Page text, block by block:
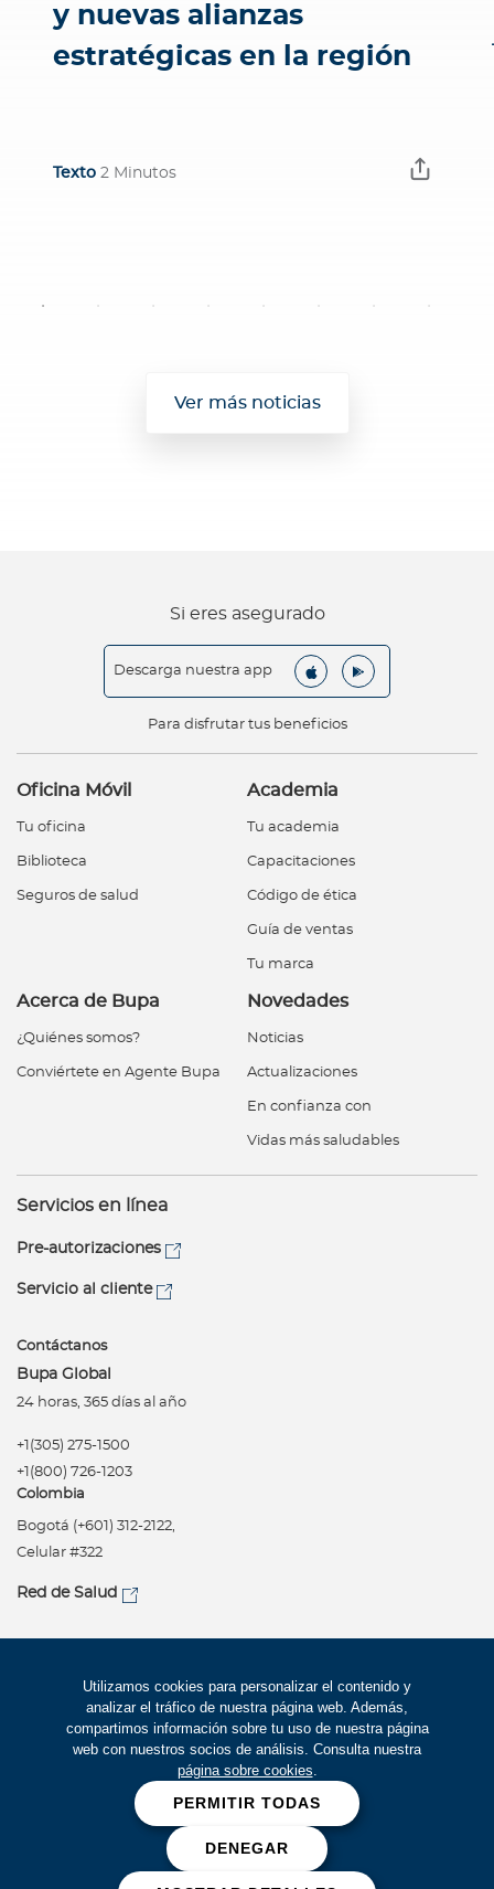
Utilizamos cookies para personalizar el contenido y
analizar el tráfico de nuestra página web. Además,
compartimos información sobre tu uso de nuestra página
web con nuestros socios de análisis. Consulta nuestra
página sobre cookies.
PERMITIR TODAS
DENEGAR
y nuevas alianzas
estratégicas en la región
Texto 2 Minutos
Ver más noticias
Si eres asegurado
Descarga nuestra app
Para disfrutar tus beneficios
Oficina Móvil
Tu oficina
Biblioteca
Seguros de salud
Academia
Tu academia
Capacitaciones
Código de ética
Guía de ventas
Tu marca
Acerca de Bupa
¿Quiénes somos?
Conviértete en Agente Bupa
Novedades
Noticias
Actualizaciones
En confianza con
Vidas más saludables
Servicios en línea
Pre-autorizaciones
Servicio al cliente
Contáctanos
Bupa Global
24 horas, 365 días al año
+1(305) 275-1500
+1(800) 726-1203
Colombia
Bogotá (+601) 312-2122,
Celular #322
Red de Salud
Política de privacidad
Términos de uso
Accesibilidad
Trabaje con Bupa